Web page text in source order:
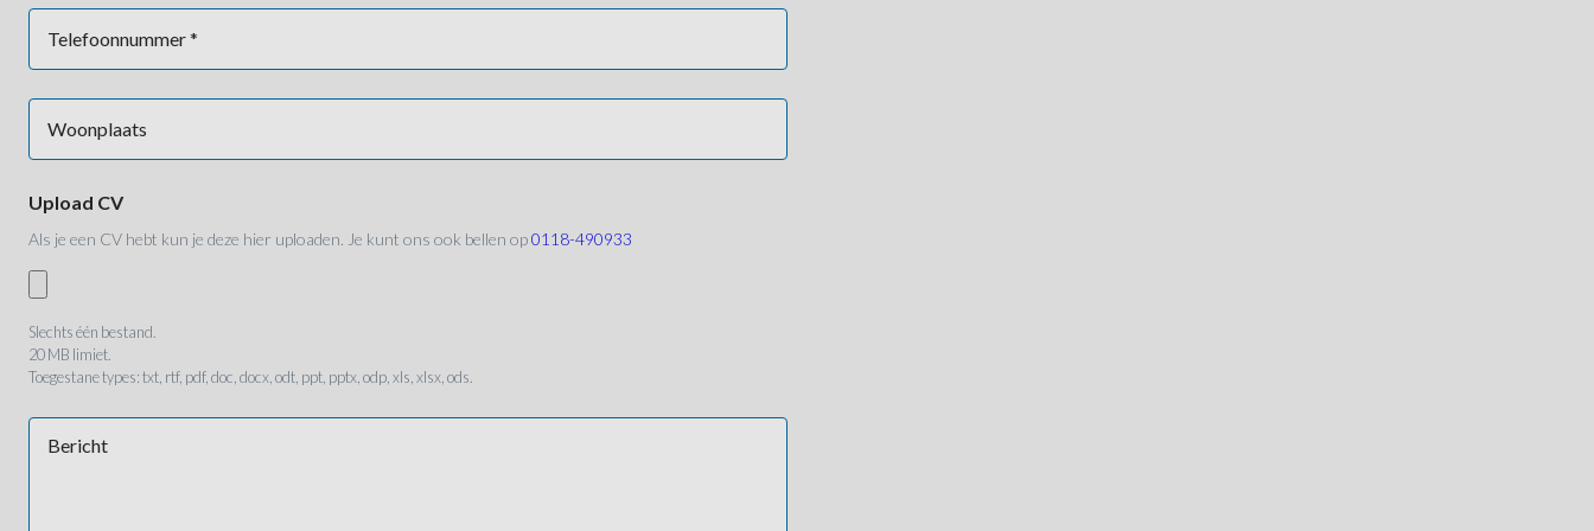
Telefoonnummer *
Woonplaats
Upload CV
Als je een CV hebt kun je deze hier uploaden. Je kunt ons ook bellen op0118-490933
Slechts één bestand.
20 MB limiet.
Toegestane types: txt, rtf, pdf, doc, docx, odt, ppt, pptx, odp, xls, xlsx, ods.
Bericht